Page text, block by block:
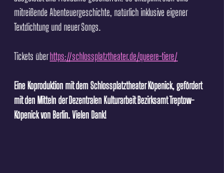
mitreißende Abenteuergeschichte, natürlich inklusive eigener
Textdichtung und neuer Songs.
Tickets über https://schlossplatztheater.de/queere-tiere/
Eine Koproduktion mit dem Schlossplatztheater Köpenick, gefördert
mit den Mitteln der Dezentralen Kulturarbeit Bezirksamt Treptow-
Köpenick von Berlin. Vielen Dank!